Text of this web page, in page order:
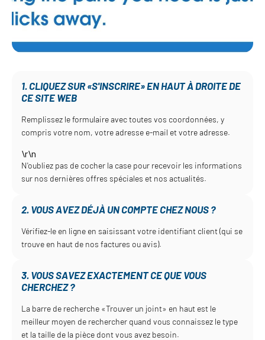
1. CLIQUEZ SUR «S'INSCRIRE» EN HAUT À DROITE DE
CE SITE WEB
Remplissez le formulaire avec toutes vos coordonnées, y
compris votre nom, votre adresse e-mail et votre adresse.
\r\n
N'oubliez pas de cocher la case pour recevoir les informations
sur nos dernières offres spéciales et nos actualités.
2. VOUS AVEZ DÉJÀ UN COMPTE CHEZ NOUS ?
Vérifiez-le en ligne en saisissant votre identifiant client (qui se
trouve en haut de nos factures ou avis).
3. VOUS SAVEZ EXACTEMENT CE QUE VOUS
CHERCHEZ ?
La barre de recherche «Trouver un joint» en haut est le
meilleur moyen de rechercher quand vous connaissez le type
et la taille de la pièce dont vous avez besoin.